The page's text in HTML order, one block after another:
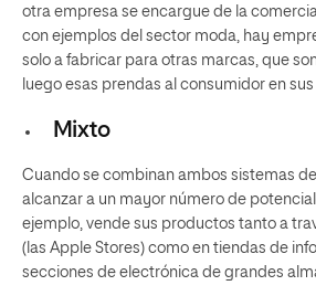
otra empresa se encargue de la
con ejemplos del sector moda, hay
solo a fabricar para otras marcas, que
luego esas prendas al consumidor en
Mixto
Cuando se combinan ambos sistemas
alcanzar a un mayor número de
ejemplo, vende sus productos tanto a
(las Apple Stores) como en tiendas de
secciones de electrónica de grandes